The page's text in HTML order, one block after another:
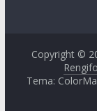
Copyright ©
Rengifo
Tema: